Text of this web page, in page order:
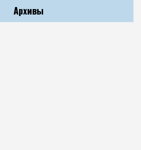
Архивы